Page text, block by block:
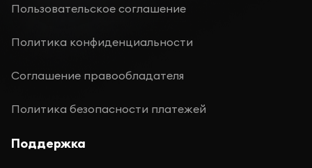
Пользовательское соглашение
Политика конфиденциальности
Соглашение правообладателя
Политика безопасности платежей
Поддержка